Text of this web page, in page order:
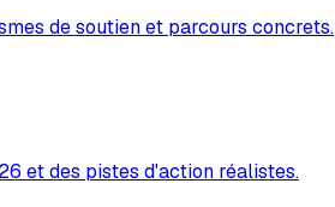
de soutien et parcours concrets.
et des pistes d'action réalistes.